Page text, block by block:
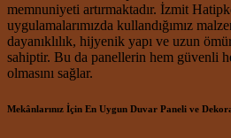
memnuniyeti artırmaktadır. İzmit
uygulamalarımızda kullandığımız
dayanıklılık, hijyenik yapı ve uzun
sahiptir. Bu da panellerin hem güvenli
olmasını sağlar.
Mekânlarınız İçin En Uygun Duvar Paneli ve